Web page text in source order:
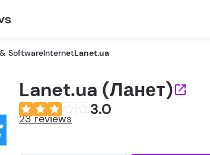
SoftwareInternetLanet.ua
Lanet.ua (Ланет)
3.0
23 reviews